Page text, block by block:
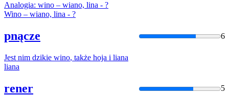
Analogia: wino – wiano, lina - ?
Wino – wiano, lina - ?
pnącze 6
Jest nim dzikie wino, także hoja i liana
liana
rener 5